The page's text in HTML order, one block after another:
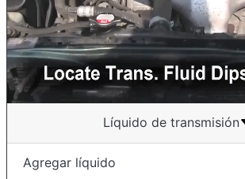
Líquido de transmisión
Agregar líquido